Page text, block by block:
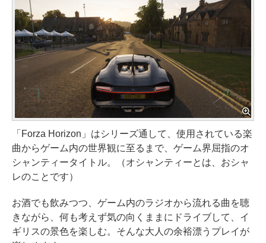
「Forza Horizon」はシリーズ通して、使用されている楽
曲からゲーム内の世界観に至るまで、ゲーム界屈指のオ
シャンティータイトル。（オシャンティーとは、おシャ
レのことです）
お酒でも飲みつつ、ゲーム内のラジオから流れる曲を聴
きながら、何も考えず気の向くままにドライブして、イ
ギリスの景色を楽しむ。そんな大人の余裕漂うプレイが